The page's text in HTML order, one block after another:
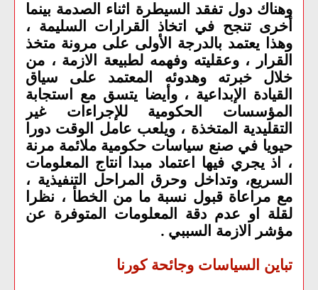
وهناك دول تفقد السيطرة اثناء الصدمة بينما
أخرى تنجح في اتخاذ القرارات السليمة ،
وهذا يعتمد بالدرجة الأولى على مرونة متخذ
القرار ، وعقليته وفهمه لطبيعة الازمة ، من
خلال خبرته وهدوئه المعتمد على سياق
القيادة الإبداعية ، وأيضا يتسق مع استجابة
المؤسسات الحكومية للإجراءات غير
التقليدية المتخذة ، ويلعب عامل الوقت دورا
حيويا في صنع سياسات حكومية ملائمة مرنة
، اذ يجري فيها اعتماد مبدا انتاج المعلومات
السريع، وتداخل وحرق المراحل التنفيذية ،
مع مراعاة قبول نسبة ما من الخطأ ، نظرا
لقلة او عدم دقة المعلومات المتوفرة عن
مؤشر الازمة السببي .
تباين السياسات وجائحة كورنا